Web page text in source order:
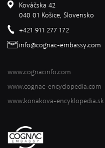
Kováčska 42
040 01 Košice, Slovensko
+421 911 277 172
info@cognac-embassy.com
www.cognacinfo.com
www.cognac-encyclopedia.com
www.konakova-encyklopedia.sk